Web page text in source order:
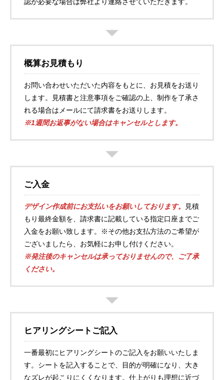
認が必要な場合は弊社より連絡させていただきます。
概算お見積もり
お問い合わせいただいた内容をもとに、お見積をお送り
します。見積書と注意事項をご確認の上、制作を了承さ
れる場合はメールにて請求書をお送りします。
※1週間お返事がない場合はキャンセルとします。
ご入金
デザイン作成前にお支払いをお願いしております。
見積
もり最終金額を、請求書に記載している指定口座までご
入金をお願い致します。※その他お支払方法のご希望が
ございましたら、お気軽にお申し付けください。
※発注後のキャンセルは承っておりませんので、ご了承
ください。
ヒアリングシートご記入
一番最初にヒアリングシートのご記入をお願いいたしま
す。シートを記入することで、目的が明確になり、大き
なズレが起こりにくくなります。仕上がりも理想に近づ